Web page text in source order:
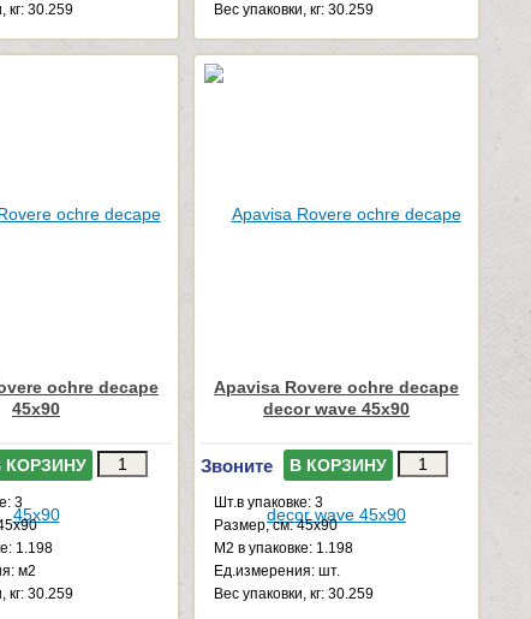
кг: 30.259
Веc упаковки, кг: 30.259
ochre decape
45x90
КОРЗИНУ
3
1.198
м2
кг: 30.259
Apavisa Rovere ochre decape
decor wave 45x90
Звоните В КОРЗИНУ
Шт.в упаковке: 3
Размер, см: 45x90
М2 в упаковке: 1.198
Ед.измерения: шт.
Веc упаковки, кг: 30.259